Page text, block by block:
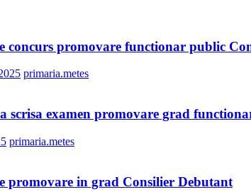
concurs promovare functionar public
primaria.metes
scrisa examen promovare grad
primaria.metes
promovare in grad Consilier Debutant